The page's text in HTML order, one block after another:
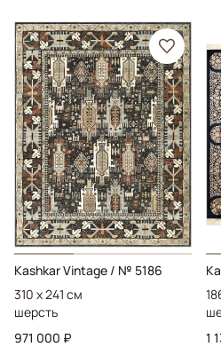
Kashkar Vintage / № 5186
310 x 241 см
шерсть
971 000 ₽
1